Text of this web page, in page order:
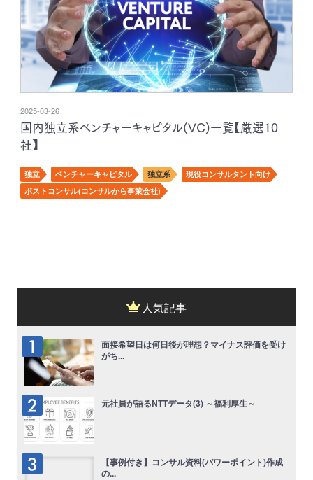
2025-03-26
国内独立系ベンチャーキャピタル(VC)一覧【厳選10
社】
独立 ベンチャーキャピタル 独立系
現役コンサルタント向け
ポストコンサル(コンサルから事業会社)
人気記事
面接希望日は何日後が理想？マイナス評価を受け
がち...
元社員が語るNTTデータ(3) ～福利厚生～
【事例付き】コンサル資料(パワーポイント)作成
の...